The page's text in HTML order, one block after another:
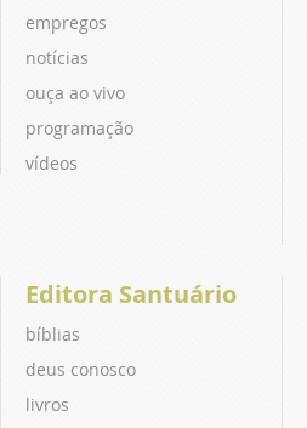
empregos
notícias
ouça ao vivo
programação
vídeos
Editora Santuário
bíblias
deus conosco
livros